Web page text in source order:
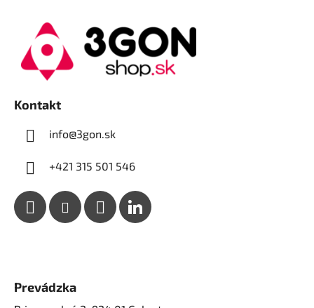
Kontakt
info@3gon.sk
+421 315 501 546
Prevádzka